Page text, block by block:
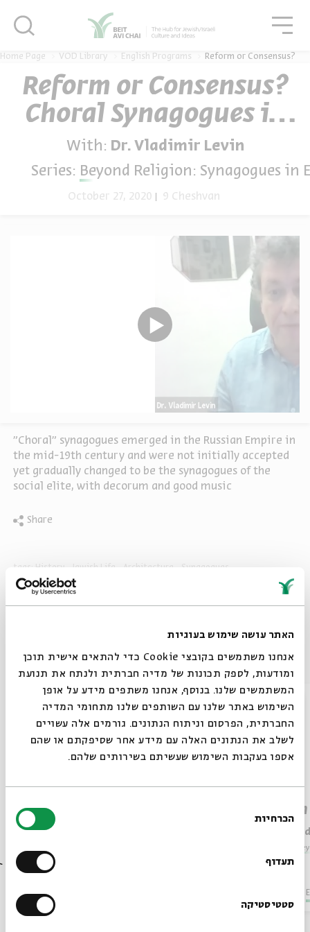
האתר עושה שימוש בעוגיות
אנחנו משתמשים בקובצי Cookie כדי להתאים אישית תוכן
ומודעות, לספק תכונות של מדיה חברתית ולנתח את תנועת
המשתמשים שלנו. בנוסף, אנחנו משתפים מידע על אופן
השימוש באתר שלנו עם השותפים שלנו מתחומי המדיה
החברתית, הפרסום וניתוח הנתונים. גורמים אלה עשויים
לשלב את הנתונים האלה עם מידע אחר שסיפקתם או שהם
אספו בעקבות השימוש שעשיתם בשירותים שלהם.
בחירת
הסכמה
הכרחיות
תעדוף
סטטיסטיקה
Home Page VOD Library English Programs Reform or Consensus?
Reform or Consensus?
Choral Synagogues in
the Russian Empire
With: Dr. Vladimir Levin
Series: Beyond Religion: Synagogues in
October 27, 2020 9 Cheshvan
"Choral" synagogues emerged in the Russian Empire in
the mid-19th century and were not initially accepted
yet gradually changed to be the synagogues of the
social elite, with decorum and good music
Share
tags: History Jewish Life Architecture Synagogues
Eastern Europe
Other episodes in the series
The Architecture of Gender:
Women in Eastern European
Series: Beyond Religion: Synagogues in Eastern Europe
Video
Dr.
סגור
BEIT AVI CHAI’s programs!
Sign up for our newsletter!